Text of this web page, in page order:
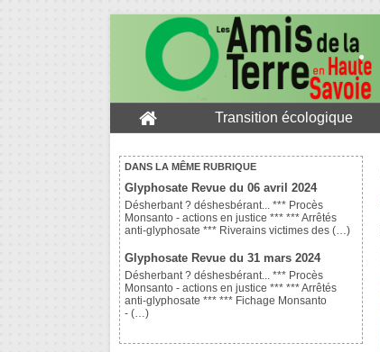
Transition écologique
DANS LA MÊME RUBRIQUE
Glyphosate Revue du 06 avril 2024
Désherbant ? déshesbérant... *** Procès
Monsanto - actions en justice *** *** Arrêtés
anti-glyphosate *** Riverains victimes des (…)
Glyphosate Revue du 31 mars 2024
Désherbant ? déshesbérant... *** Procès
Monsanto - actions en justice *** *** Arrêtés
anti-glyphosate *** *** Fichage Monsanto
- (…)